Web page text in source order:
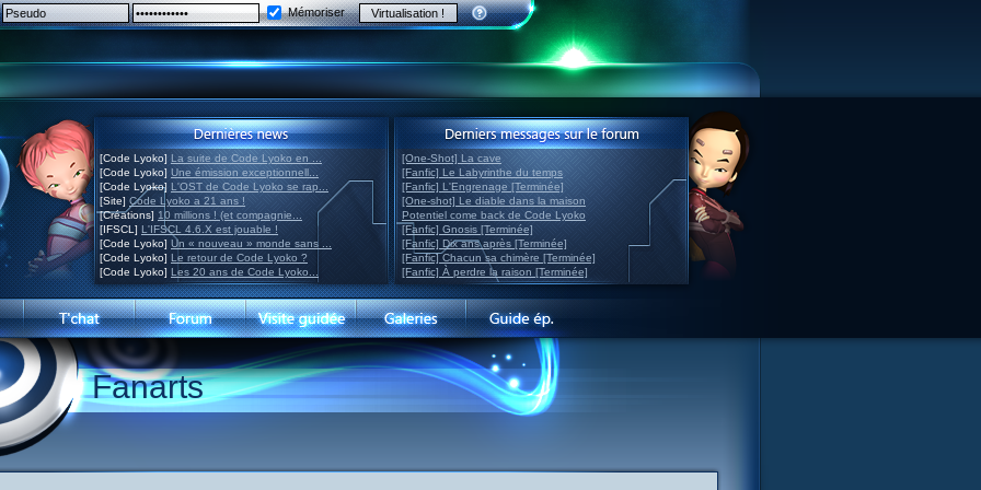
Mémoriser
[Code Lyoko] La suite de Code Lyoko en ...
[Code Lyoko] Une émission exceptionnell...
[Code Lyoko] L'OST de Code Lyoko se rap...
[Site] Code Lyoko a 21 ans !
[Créations] 10 millions ! (et compagnie...
[IFSCL] L'IFSCL 4.6.X est jouable !
[Code Lyoko] Un « nouveau » monde sans ...
[Code Lyoko] Le retour de Code Lyoko ?
[Code Lyoko] Les 20 ans de Code Lyoko...
[One-Shot] La cave
[Fanfic] Le Labyrinthe du temps
[Fanfic] L'Engrenage [Terminée]
[One-shot] Le diable dans la maison
Potentiel come back de Code Lyoko
[Fanfic] Gnosis [Terminée]
[Fanfic] Dix ans après [Terminée]
[Fanfic] Chacun sa chimère [Terminée]
[Fanfic] À perdre la raison [Terminée]
Fanarts